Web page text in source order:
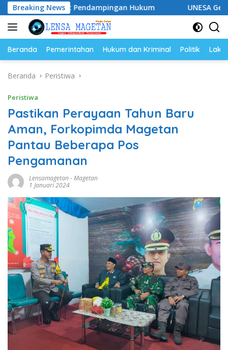
Langsung
ke
konten
Breaking News
Pendampingan Hukum UNESA Gelar
Beranda Pemerintahan Hukum dan Kriminal Politik
Beranda Peristiwa
Peristiwa
Pastikan Perayaan Tahun Baru
Aman, Forkopimda Magetan
Pantau Beberapa Pos
Pengamanan
Lensamagetan-Magetan
1 Januari 2024